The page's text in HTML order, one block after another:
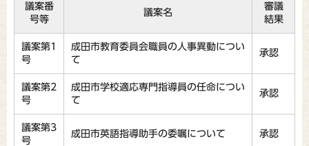
議案番
号等
議案名
審議
結果
議案第1
号
成田市教育委員会職員の人事異動につい
て
承認
議案第2
号
成田市学校適応専門指導員の任命につい
て
承認
議案第3
号
成田市英語指導助手の委嘱について 承認